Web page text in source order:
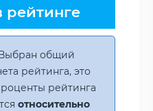
рейтинге
общий
рейтинга, это
рейтинга
относительно